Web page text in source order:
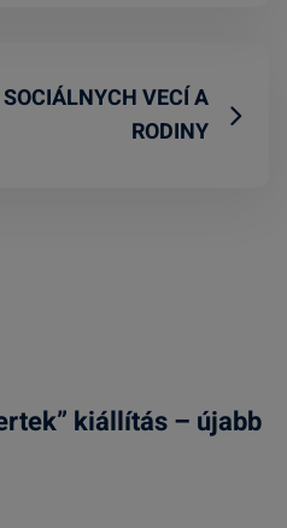
VECÍ A
RODINY
kiállítás – újabb